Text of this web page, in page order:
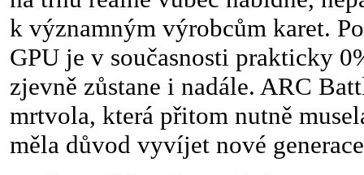
k významným výrobcům karet.
GPU je v současnosti prakticky
zjevně zůstane i nadále. ARC
mrtvola, která přitom nutně
měla důvod vyvíjet nové